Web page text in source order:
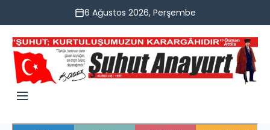
6 Ağustos 2026, Perşembe